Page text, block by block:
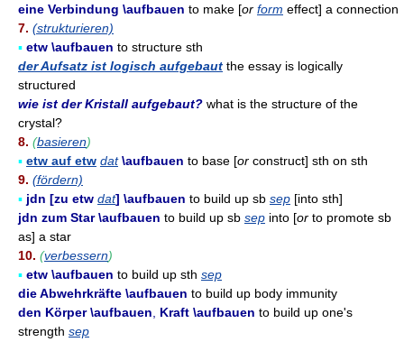
eine Verbindung \aufbauen to make [or form effect] a connection
7. (strukturieren)
▪ etw \aufbauen to structure sth
der Aufsatz ist logisch aufgebaut the essay is logically
structured
wie ist der Kristall aufgebaut? what is the structure of the
crystal?
8. (basieren)
▪ etw auf etw dat \aufbauen to base [or construct] sth on sth
9. (fördern)
▪ jdn [zu etw dat] \aufbauen to build up sb sep [into sth]
jdn zum Star \aufbauen to build up sb sep into [or to promote sb
as] a star
10. (verbessern)
▪ etw \aufbauen to build up sth sep
die Abwehrkräfte \aufbauen to build up body immunity
den Körper \aufbauen, Kraft \aufbauen to build up one's
strength sep